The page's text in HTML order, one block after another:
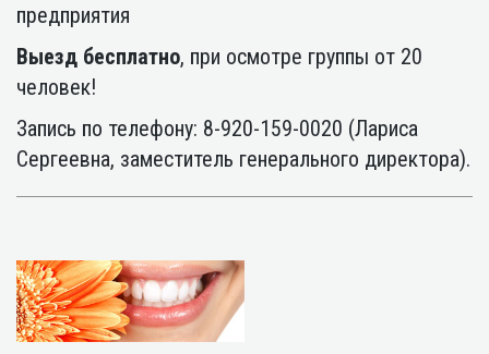
предприятия
Выезд бесплатно, при осмотре группы от 20
человек!
Запись по телефону: 8-920-159-0020 (Лариса
Сергеевна, заместитель генерального директора).